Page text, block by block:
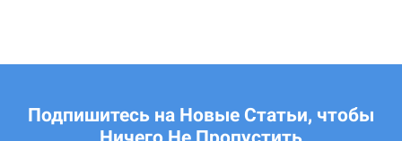
Подпишитесь на Новые Статьи, чтобы